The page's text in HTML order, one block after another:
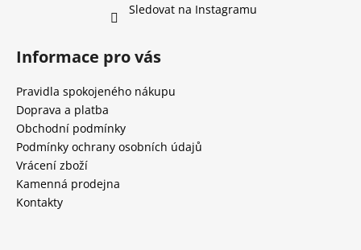
Sledovat na Instagramu
Informace pro vás
Pravidla spokojeného nákupu
Doprava a platba
Obchodní podmínky
Podmínky ochrany osobních údajů
Vrácení zboží
Kamenná prodejna
Kontakty